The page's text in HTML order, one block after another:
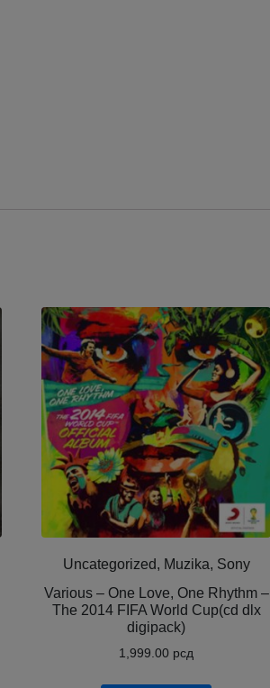
Uncategorized, Muzika, Sony
Various ‎– One Love, One Rhythm –
The 2014 FIFA World Cup(cd dlx
digipack)
1,999.00 рсд